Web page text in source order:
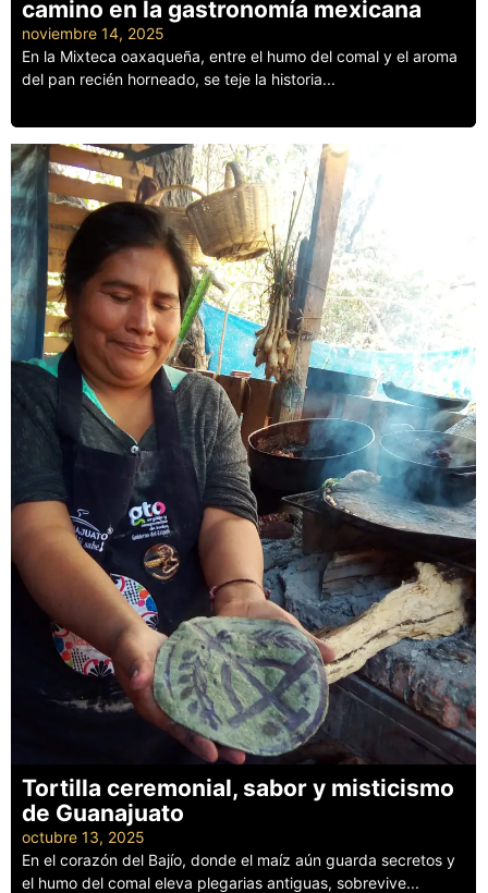
camino en la gastronomía mexicana
noviembre 14, 2025
En la Mixteca oaxaqueña, entre el humo del comal y el aroma
del pan recién horneado, se teje la historia...
Tortilla ceremonial, sabor y misticismo
de Guanajuato
octubre 13, 2025
En el corazón del Bajío, donde el maíz aún guarda secretos y
el humo del comal eleva plegarias antiguas, sobrevive...